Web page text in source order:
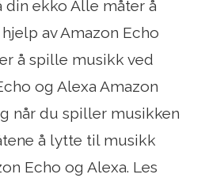
ekko Alle måter å
av Amazon Echo
å spille musikk ved
og Alexa Amazon
når du spiller musikken
å lytte til musikk
Echo og Alexa. Les